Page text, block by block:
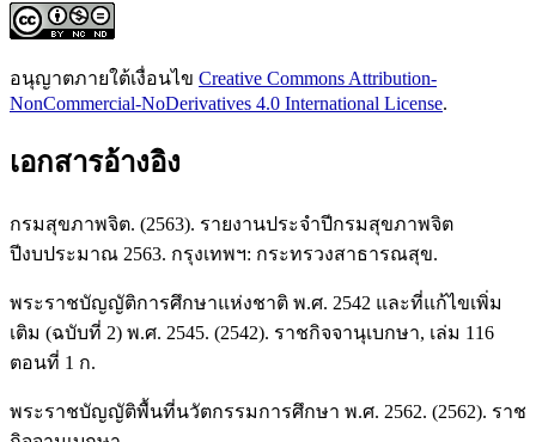
อนุญาตภายใต้เงื่อนไข Creative Commons Attribution-
NonCommercial-NoDerivatives 4.0 International License.
เอกสารอ้างอิง
กรมสุขภาพจิต. (2563). รายงานประจำปีกรมสุขภาพจิต
ปีงบประมาณ 2563. กรุงเทพฯ: กระทรวงสาธารณสุข.
พระราชบัญญัติการศึกษาแห่งชาติ พ.ศ. 2542 และที่แก้ไขเพิ่ม
เติม (ฉบับที่ 2) พ.ศ. 2545. (2542). ราชกิจจานุเบกษา, เล่ม 116
ตอนที่ 1 ก.
พระราชบัญญัติพื้นที่นวัตกรรมการศึกษา พ.ศ. 2562. (2562). ราช